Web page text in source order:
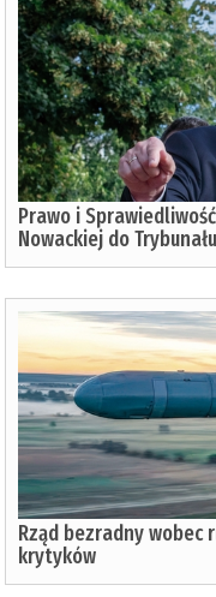
Prawo i
Nowackiej do
Rząd bezradny
krytyków